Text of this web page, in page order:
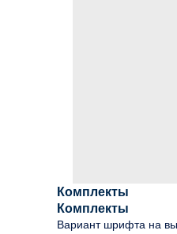
Комплекты
Комплекты
Вариант шрифта на